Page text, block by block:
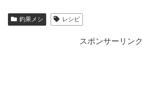
釣果メシ レシピ
スポンサーリンク